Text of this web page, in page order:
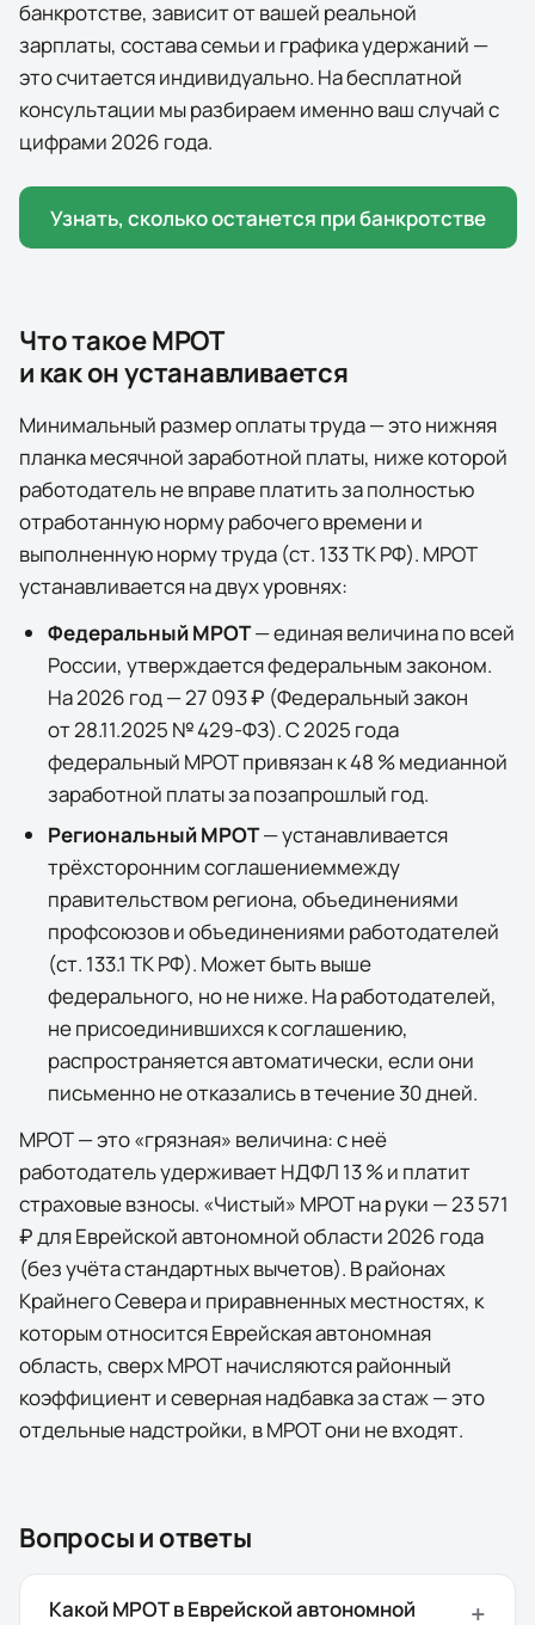
банкротстве, зависит от вашей реальной
зарплаты, состава семьи и графика удержаний —
это считается индивидуально. На бесплатной
консультации мы разбираем именно ваш случай с
цифрами2026 года.
Узнать, сколько останется при банкротстве
Что такое МРОТ
и как он устанавливается
Минимальный размер оплаты труда — это нижняя
планка месячной заработной платы, ниже которой
работодатель не вправе платить за полностью
отработанную норму рабочего времени и
выполненную норму труда (ст. 133 ТК РФ). МРОТ
устанавливается на двух уровнях:
Федеральный МРОТ— единая величина по всей
России, утверждается федеральным законом.
На 2026 год —27 093 ₽ (Федеральный закон
от 28.11.2025 № 429-ФЗ). С 2025 года
федеральный МРОТ привязан к 48 % медианной
заработной платы за позапрошлый год.
Региональный МРОТ— устанавливается
трёхсторонним соглашениеммежду
правительством региона, объединениями
профсоюзов и объединениями работодателей
(ст. 133.1 ТК РФ). Может быть выше
федерального, но не ниже. На работодателей,
не присоединившихся к соглашению,
распространяется автоматически, если они
письменно не отказались в течение 30 дней.
МРОТ — это «грязная» величина: с неё
работодатель удерживает НДФЛ 13 % и платит
страховые взносы. «Чистый» МРОТ на руки —23 571
₽дляЕврейской автономной области2026 года
(без учёта стандартных вычетов). В районах
Крайнего Севера и приравненных местностях, к
которым относится Еврейская автономная
область, сверх МРОТ начисляются районный
коэффициент и северная надбавка за стаж — это
отдельные надстройки, в МРОТ они не входят.
Вопросы и ответы
Какой МРОТ в Еврейской автономной